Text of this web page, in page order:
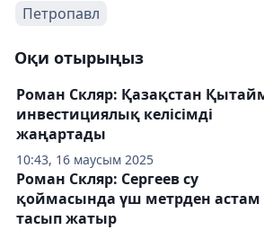
Петропавл
Оқи отырыңыз
10:43, 16 маусым 2025
Роман Скляр: Қазақстан
инвестициялық келісімді
жаңартады
Роман Скляр: Сергеев су
қоймасында үш метрден астам
тасып жатыр